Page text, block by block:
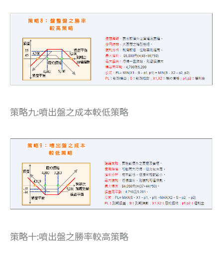
策略九:噴出盤之成本較低策略
策略十:噴出盤之勝率較高策略